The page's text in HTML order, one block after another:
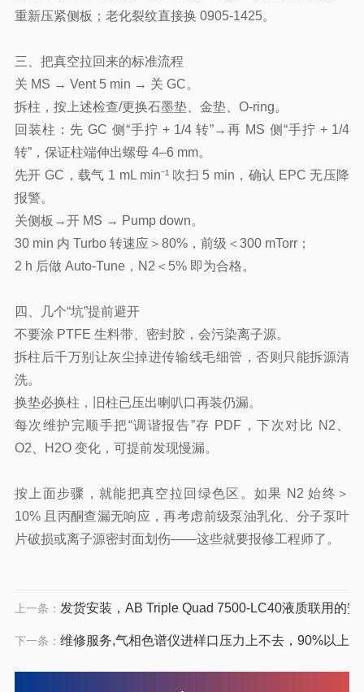
重新压紧侧板；老化裂纹直接换 0905-1425。
三、把真空拉回来的标准流程
关 MS → Vent 5 min → 关 GC。
拆柱，按上述检查/更换石墨垫、金垫、O-ring。
回装柱：先 GC 侧“手拧 + 1/4 转”→再 MS 侧“手拧 + 1/4
转”，保证柱端伸出螺母 4–6 mm。
先开 GC，载气 1 mL min⁻¹ 吹扫 5 min，确认 EPC 无压降
报警。
关侧板→开 MS → Pump down。
30 min 内 Turbo 转速应＞80%，前级＜300 mTorr；
2 h 后做 Auto-Tune，N2＜5% 即为合格。
四、几个“坑”提前避开
不要涂 PTFE 生料带、密封胶，会污染离子源。
拆柱后千万别让灰尘掉进传输线毛细管，否则只能拆源清
洗。
换垫必换柱，旧柱已压出喇叭口再装仍漏。
每次维护完顺手把“调谐报告”存 PDF，下次对比 N2、
O2、H2O 变化，可提前发现慢漏。
按上面步骤，就能把真空拉回绿色区。如果 N2 始终＞
10% 且丙酮查漏无响应，再考虑前级泵油乳化、分子泵叶
片破损或离子源密封面划伤——这些就要报修工程师了。
上一条： 发货安装，AB Triple Quad 7500-LC40液质联用的安
下一条： 维修服务,气相色谱仪进样口压力上不去，90%以上